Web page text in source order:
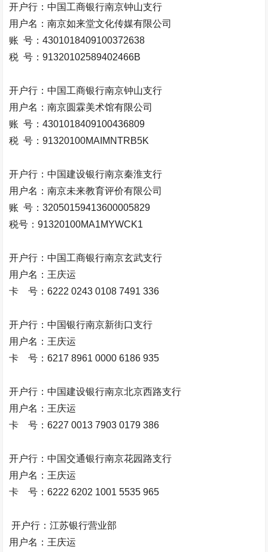
开户行：中国工商银行南京钟山支行
用户名：南京如来堂文化传媒有限公司
账 号：4301018409100372638
税 号：91320102589402466B
开户行：中国工商银行南京钟山支行
用户名：南京圆霖美术馆有限公司
账 号：4301018409100436809
税 号：91320100MAIMNTRB5K
开户行：中国建设银行南京秦淮支行
用户名：南京未来教育评价有限公司
账 号：32050159413600005829
税号：91320100MA1MYWCK1
开户行：中国工商银行南京玄武支行
用户名：王庆运
卡 号：6222 0243 0108 7491 336
开户行：中国银行南京新街口支行
用户名：王庆运
卡 号：6217 8961 0000 6186 935
开户行：中国建设银行南京北京西路支行
用户名：王庆运
卡 号：6227 0013 7903 0179 386
开户行：中国交通银行南京花园路支行
用户名：王庆运
卡 号：6222 6202 1001 5535 965
开户行：江苏银行营业部
用户名：王庆运